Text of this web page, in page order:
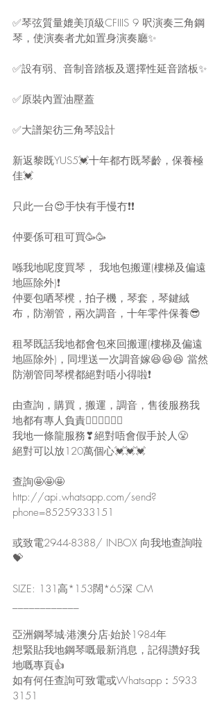
✅琴弦質量媲美頂級CFIIIS 9 呎演奏三角鋼
琴，使演奏者尤如置身演奏廳✨
✅設有弱、音制音踏板及選擇性延音踏板✨
✅原裝內置油壓蓋
✅大譜架彷三角琴設計
新返黎既YUS5💓十年都冇既琴齡，保養極
佳💓
只此一台😍手快有手慢冇❗❗
仲要係可租可買🥳🥳
喺我地呢度買琴， 我地包搬運(樓梯及偏遠
地區除外)❗
仲要包哂琴櫈，拍子機，琴套，琴鍵絨
布，防潮管，兩次調音，十年零件保養😎
租琴既話我地都會包來回搬運(樓梯及偏遠
地區除外)，同埋送一次調音嫁😆😆😆 當然
防潮管同琴櫈都絕對唔小得啦❗
由查詢，購買，搬運，調音，售後服務我
地都有專人負責🙋‍♀🙋‍♀🙋‍♀
我地一條龍服務❣絕對唔會假手於人😤
絕對可以放120萬個心💓💓💓
查詢🤩🤩🤩
http://api.whatsapp.com/send?
phone=85259333151
或致電2944-8388/ INBOX 向我地查詢啦
💝
SIZE: 131高*153闊*65深 CM
亞洲鋼琴城-港澳分店-始於1984年
想緊貼我地鋼琴嘅最新消息，記得讚好我
地嘅專頁👍
如有何任查詢可致電或Whatsapp：5933
3151